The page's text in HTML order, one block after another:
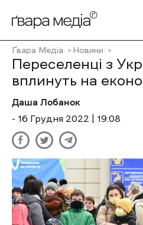
Ґвара Медіа Новини
Переселенці з
вплинуть на
Даша Лобанок
- 16 Грудня 2022 | 19:08